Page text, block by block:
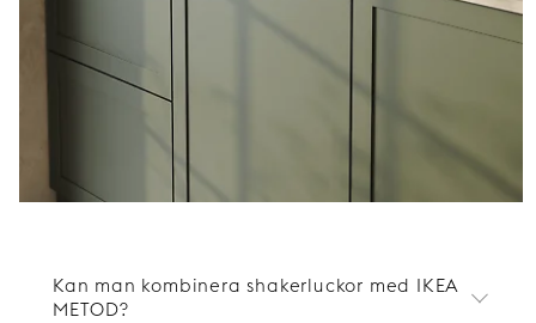
Kan man kombinera shakerluckor med IKEA
METOD?